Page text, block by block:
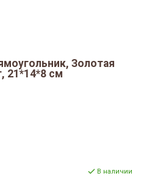
Золотая
21*14*8 см
В наличии